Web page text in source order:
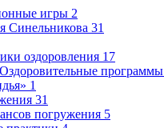
игры 2
Синельникова 31
оздоровления 17
программы
1
31
погружения 5